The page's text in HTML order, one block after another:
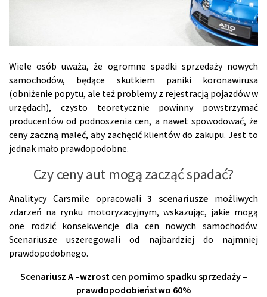
Wiele osób uważa, że ogromne spadki sprzedaży nowych
samochodów, będące skutkiem paniki koronawirusa
(obniżenie popytu, ale też problemy z rejestracją pojazdów w
urzędach), czysto teoretycznie powinny powstrzymać
producentów od podnoszenia cen, a nawet spowodować, że
ceny zaczną maleć, aby zachęcić klientów do zakupu. Jest to
jednak mało prawdopodobne.
Czy ceny aut mogą zacząć spadać?
Analitycy Carsmile opracowali3 scenariusze możliwych
zdarzeń na rynku motoryzacyjnym, wskazując, jakie mogą
one rodzić konsekwencje dla cen nowych samochodów.
Scenariusze uszeregowali od najbardziej do najmniej
prawdopodobnego.
Scenariusz A –wzrost cen pomimo spadku sprzedaży –
prawdopodobieństwo 60%